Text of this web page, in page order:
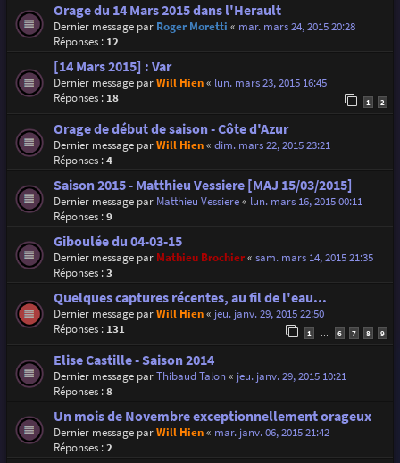
Orage du 14 Mars 2015 dans l'Herault
Dernier message par Roger Moretti « mar. mars 24, 2015 20:28
Réponses : 12
[14 Mars 2015] : Var
Dernier message parWill Hien« lun. mars 23, 2015 16:45
Réponses : 18 1 2
Orage de début de saison - Côte d'Azur
Dernier message parWill Hien« dim. mars 22, 2015 23:21
Réponses :4
Saison 2015 - Matthieu Vessiere [MAJ 15/03/2015]
Dernier message par Matthieu Vessiere« lun. mars 16, 2015 00:11
Réponses :9
Giboulée du 04-03-15
Dernier message par Mathieu Brochier« sam. mars 14, 2015 21:35
Réponses :3
Quelques captures récentes, au fil de l'eau...
Dernier message parWill Hien« jeu. janv. 29, 2015 22:50
Réponses : 131 1 6 7 8 9
Elise Castille - Saison 2014
Dernier message parThibaud Talon« jeu. janv. 29, 2015 10:21
Réponses :8
Un mois de Novembre exceptionnellement orageux
Dernier message parWill Hien« mar. janv. 06, 2015 21:42
Réponses :2